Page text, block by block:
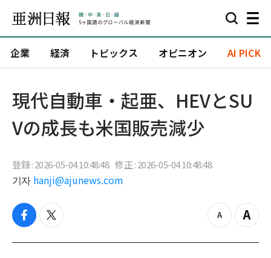
企業 経済 トピックス オピニオン AI PICK
現代自動車・起亜、HEVとSU
Vの成長も米国販売減少
登録 : 2026-05-04 10:48:48 修正 : 2026-05-04 10:48:48
기자 hanji@ajunews.com
f
c
t
i
z
o
Z
o